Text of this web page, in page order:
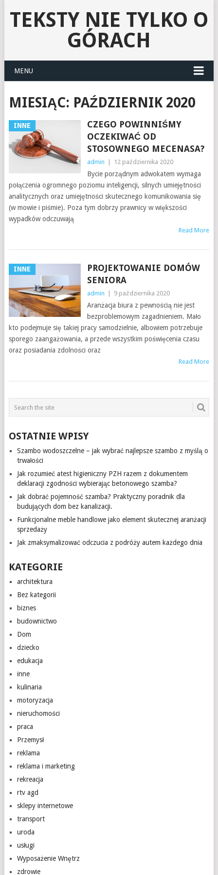
TEKSTY NIE TYLKO O
GÓRACH
MENU
MIESIĄC: PAŹDZIERNIK 2020
INNE
CZEGO POWINNIŚMY
OCZEKIWAĆ OD
STOSOWNEGO MECENASA?
admin 12 października 2020
Bycie porządnym adwokatem wymaga
połączenia ogromnego poziomu inteligencji, silnych umiejętności
analitycznych oraz umiejętności skutecznego komunikowania się
(w mowie i piśmie). Poza tym dobrzy prawnicy w większości
wypadków odczuwają
Read More
INNE
PROJEKTOWANIE DOMÓW
SENIORA
admin 9 października 2020
Aranżacja biura z pewnością nie jest
bezproblemowym zagadnieniem. Mało
kto podejmuje się takiej pracy samodzielnie, albowiem potrzebuje
sporego zaangażowania, a przede wszystkim poświęcenia czasu
oraz posiadania zdolności oraz
Read More
OSTATNIE WPISY
Szambo wodoszczelne – jak wybrać najlepsze szambo z myślą o
trwałości
Jak rozumieć atest higieniczny PZH razem z dokumentem
deklaracji zgodności wybierając betonowego szamba?
Jak dobrać pojemność szamba? Praktyczny poradnik dla
budujących dom bez kanalizacji.
Funkcjonalne meble handlowe jako element skutecznej aranżacji
sprzedaży
Jak zmaksymalizować odczucia z podróży autem każdego dnia
KATEGORIE
architektura
Bez kategorii
biznes
budownictwo
Dom
dziecko
edukacja
inne
kulinaria
motoryzacja
nieruchomości
praca
Przemysł
reklama
reklama i marketing
rekreacja
rtv agd
sklepy internetowe
transport
uroda
usługi
Wyposażenie Wnętrz
zdrowie